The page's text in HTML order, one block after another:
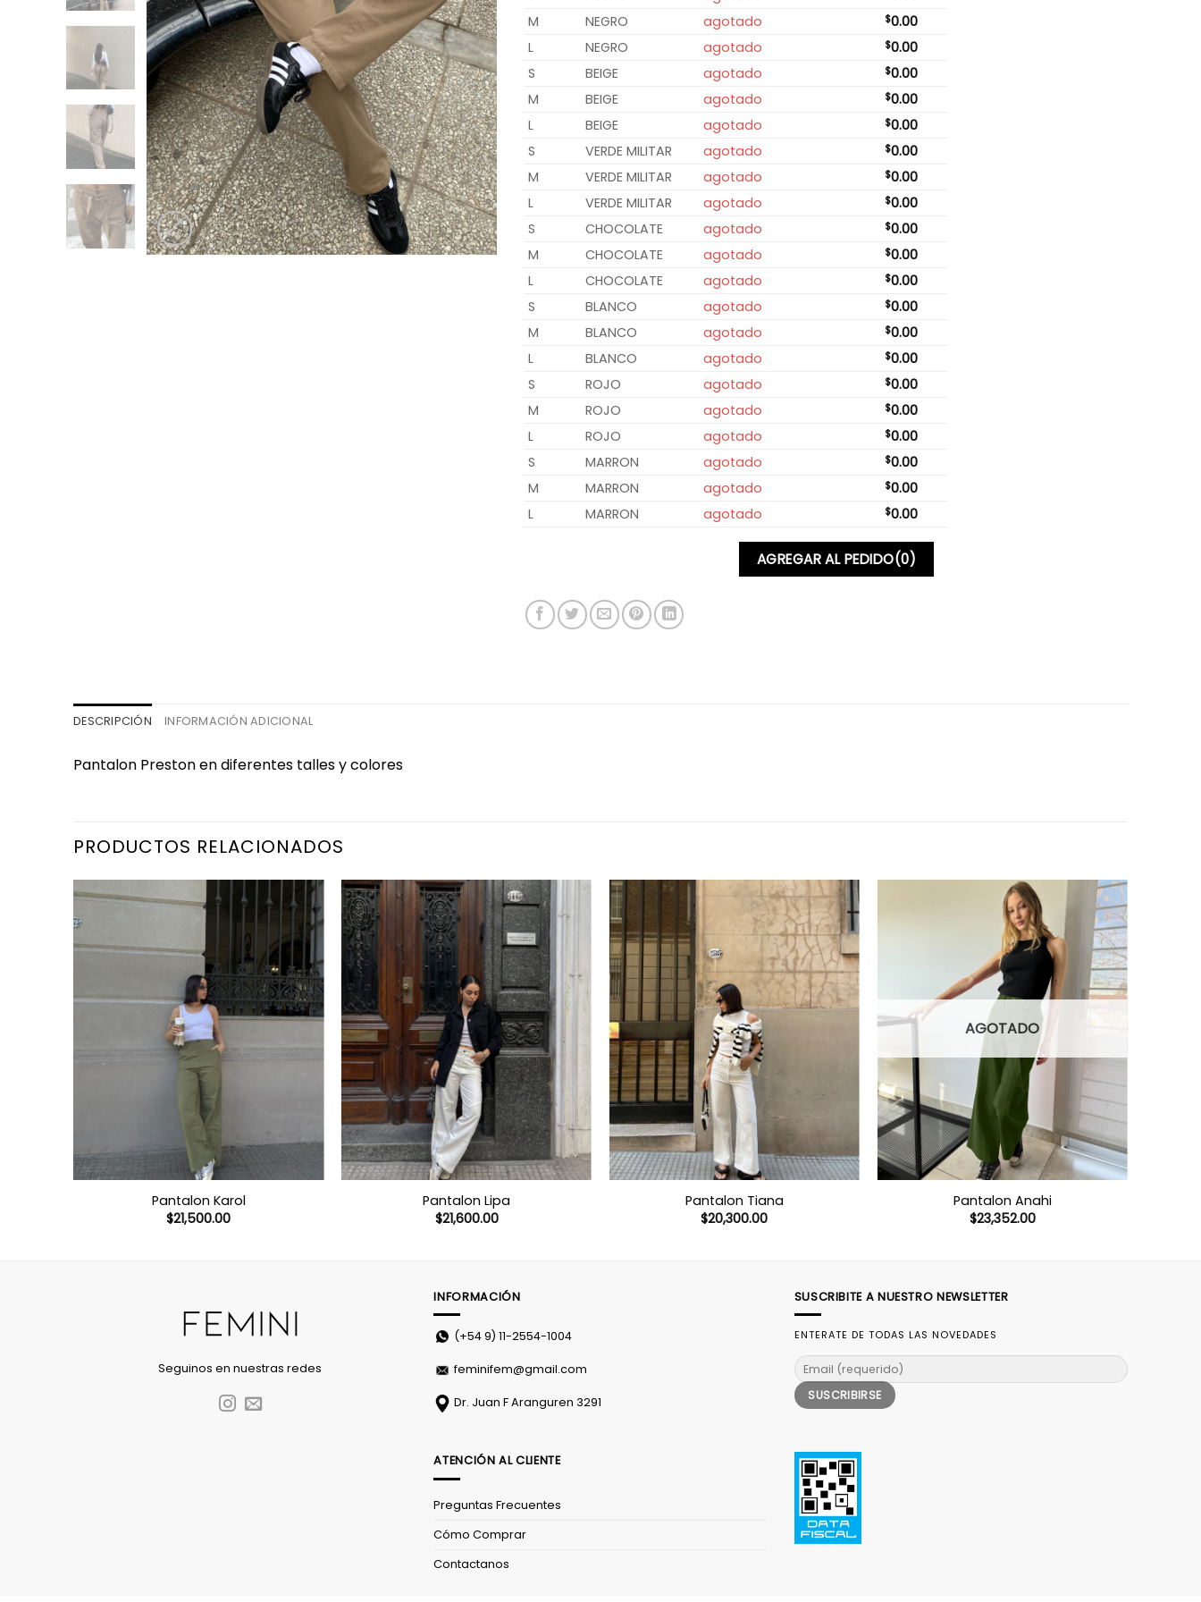
M
NEGRO agotado $0.00
L
NEGRO agotado $0.00
S
BEIGE agotado $0.00
M
BEIGE agotado $0.00
L
BEIGE agotado $0.00
S
VERDE MILITAR agotado $0.00
M
VERDE MILITAR agotado $0.00
L
VERDE MILITAR agotado $0.00
S
CHOCOLATE agotado $0.00
M
CHOCOLATE agotado $0.00
L
CHOCOLATE agotado $0.00
S
BLANCO agotado $0.00
M
BLANCO agotado $0.00
L
BLANCO agotado $0.00
S
ROJO agotado $0.00
M
ROJO agotado $0.00
L
ROJO agotado $0.00
S
MARRON agotado $0.00
M
MARRON agotado $0.00
L
MARRON agotado $0.00
AGREGAR AL PEDIDO(0)
DESCRIPCIÓN INFORMACIÓN ADICIONAL
Pantalon Preston en diferentes talles y colores
PRODUCTOS RELACIONADOS
Pantalon Karol
$21,500.00
Pantalon Lipa
$21,600.00
Pantalon Tiana
$20,300.00
AGOTADO
Pantalon Anahi
$23,352.00
Seguinos en nuestras redes
INFORMACIÓN
(+54 9)11-2554-1004
feminifem@gmail.com
Dr. Juan F Aranguren 3291
SUSCRIBITE A NUESTRO NEWSLETTER
ENTERATE DE TODAS LAS NOVEDADES
ATENCIÓN AL CLIENTE
Preguntas Frecuentes
Cómo Comprar
Contactanos